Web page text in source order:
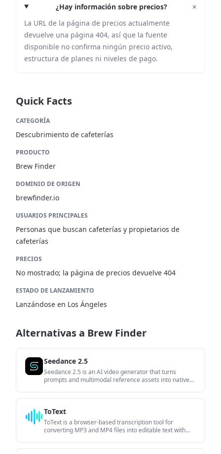
¿Hay información sobre precios? +
La URL de la página de precios actualmente
devuelve una página 404, así que la fuente
disponible no confirma ningún precio activo,
estructura de planes ni niveles de pago.
Quick Facts
CATEGORÍA
Descubrimiento de cafeterías
PRODUCTO
Brew Finder
DOMINIO DE ORIGEN
brewfinder.io
USUARIOS PRINCIPALES
Personas que buscan cafeterías y propietarios de
cafeterías
PRECIOS
No mostrado; la página de precios devuelve 404
ESTADO DE LANZAMIENTO
Lanzándose en Los Ángeles
Alternativas a Brew Finder
Seedance 2.5
Seedance 2.5 is an AI video generator that turns
prompts and multimodal reference assets into native
ToText
ToText is a browser-based transcription tool for
converting MP3 and MP4 files into editable text with